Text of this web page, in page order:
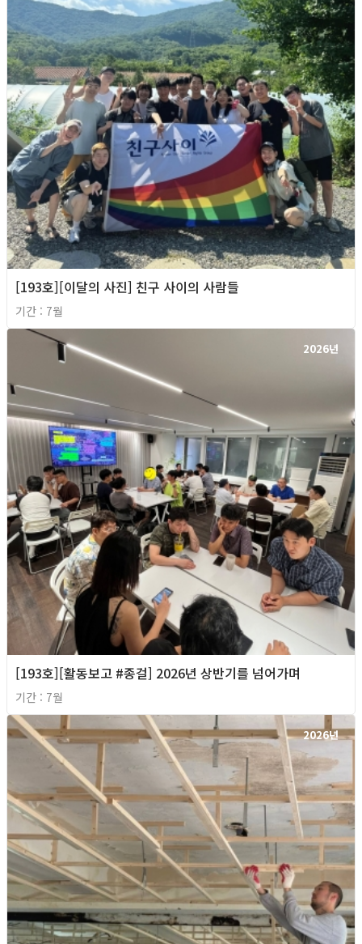
[193호][이달의 사진] 친구 사이의 사람들
기간 : 7월
2026년
[193호][활동보고 #종걸] 2026년 상반기를 넘어가며
기간 : 7월
2026년